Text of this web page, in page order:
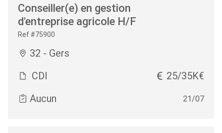
Conseiller(e) en gestion
d'entreprise agricole H/F
Ref #75900
32 - Gers
CDI
25/35K€
Aucun
21/07